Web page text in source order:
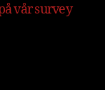
vår survey